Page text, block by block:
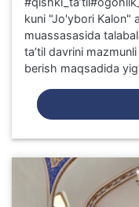
kuni "Jo'ybori Kalon"
muassasasida
ta’til davrini
berish maqsadida